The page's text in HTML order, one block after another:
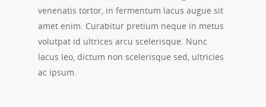
venenatis tortor, in fermentum lacus augue sit
amet enim. Curabitur pretium neque in metus
volutpat id ultrices arcu scelerisque. Nunc
lacus leo, dictum non scelerisque sed, ultricies
ac ipsum.